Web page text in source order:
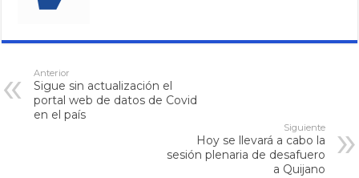
Anterior
Sigue sin actualización el
portal web de datos de Covid
en el país
Siguiente
Hoy se llevará a cabo la
sesión plenaria de desafuero
a Quijano